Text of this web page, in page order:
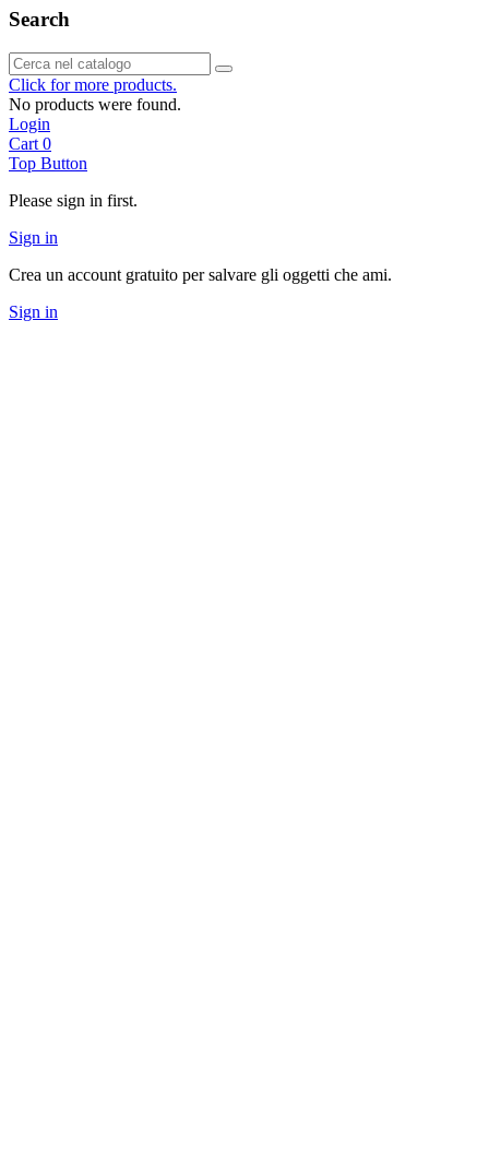
Search
Click for more products.
No products were found.
Login
Cart 0
Top Button
Please sign in first.
Sign in
Crea un account gratuito per salvare gli oggetti che ami.
Sign in